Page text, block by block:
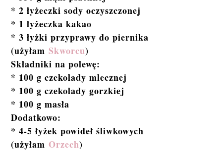
* 2 łyżeczki sody oczyszczonej
* 1 łyżeczka kakao
* 3 łyżki przyprawy do piernika
(użyłamSkworcu)
Składniki na polewę:
* 100 g czekolady mlecznej
* 100 g czekolady gorzkiej
* 100 g masła
Dodatkowo:
* 4-5 łyżek powideł śliwkowych
(użyłamOrzech)